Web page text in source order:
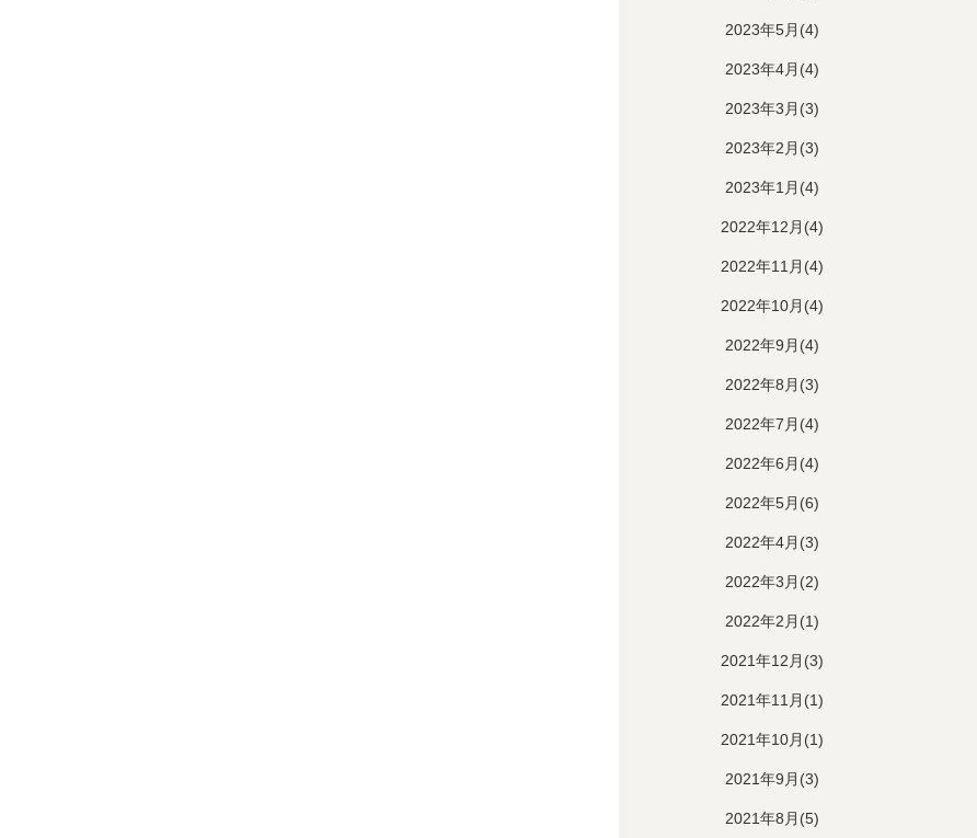
2023年5月(4)
2023年4月(4)
2023年3月(3)
2023年2月(3)
2023年1月(4)
2022年12月(4)
2022年11月(4)
2022年10月(4)
2022年9月(4)
2022年8月(3)
2022年7月(4)
2022年6月(4)
2022年5月(6)
2022年4月(3)
2022年3月(2)
2022年2月(1)
2021年12月(3)
2021年11月(1)
2021年10月(1)
2021年9月(3)
2021年8月(5)